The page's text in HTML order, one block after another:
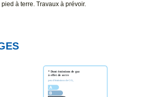
à terre. Travaux à prévoir.